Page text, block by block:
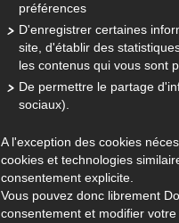
préférences
D'enregistrer certaines
site, d'établir des
les contenus qui vous sont
De permettre le partage
sociaux).
A l'exception des cookies
cookies et technologies
consentement explicite.
Vous pouvez donc librement
consentement et modifier